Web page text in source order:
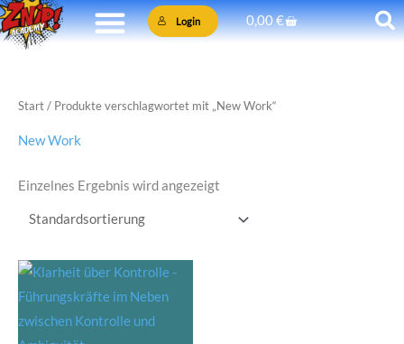
Zum
Inhalt
Login 0,00€Warenkorb
Start/ Produkte verschlagwortet mit „New Work“
New Work
Einzelnes Ergebnis wird angezeigt